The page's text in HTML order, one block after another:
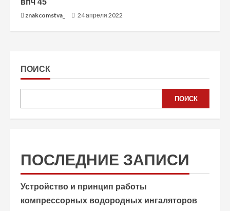
впч 45
znakcomstva_ 24 апреля 2022
ПОИСК
ПОИСК
ПОСЛЕДНИЕ ЗАПИСИ
Устройство и принцип работы
компрессорных водородных ингаляторов